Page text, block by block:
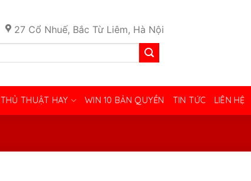
27 Cổ Nhuế, Bắc Từ Liêm, Hà Nội
THỦ THUẬT HAY WIN 10 BẢN QUYỀN TIN TỨC LIÊN HỆ